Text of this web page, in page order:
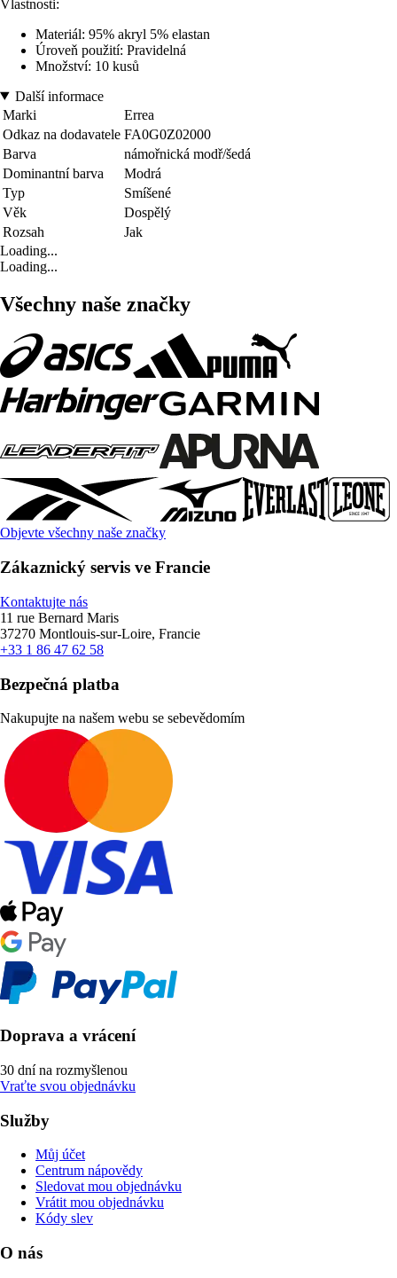
Vlastnosti:
Materiál: 95% akryl 5% elastan
Úroveň použití: Pravidelná
Množství: 10 kusů
Další informace
Marki
Errea
Odkaz na dodavatele FA0G0Z02000
Barva
námořnická modř/šedá
Dominantní barva
Modrá
Typ
Smíšené
Věk
Dospělý
Rozsah
Jak
Loading...
Loading...
Všechny naše značky
Objevte všechny naše značky
Zákaznický servis ve Francie
Kontaktujte nás
11 rue Bernard Maris
37270 Montlouis-sur-Loire, Francie
+33 1 86 47 62 58
Bezpečná platba
Nakupujte na našem webu se sebevědomím
Doprava a vrácení
30 dní na rozmyšlenou
Vraťte svou objednávku
Služby
Můj účet
Centrum nápovědy
Sledovat mou objednávku
Vrátit mou objednávku
Kódy slev
O nás